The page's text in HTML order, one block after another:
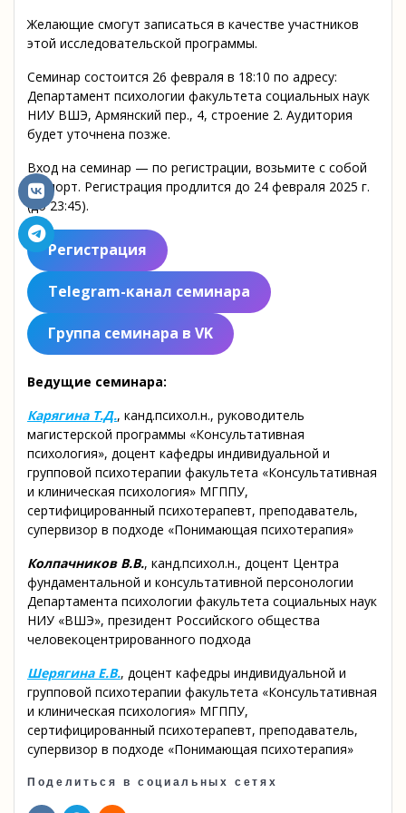
Желающие смогут записаться в качестве участников
этой исследовательской программы.
Семинар состоится 26 февраля в 18:10 по адресу:
Департамент психологии факультета социальных наук
НИУ ВШЭ, Армянский пер., 4, строение 2. Аудитория
будет уточнена позже.
Вход на семинар — по регистрации, возьмите с собой
паспорт. Регистрация продлится до 24 февраля 2025 г.
(до 23:45).
Регистрация
Telegram-канал семинара
Группа семинара в VK
Ведущие семинара:
Карягина Т.Д., канд.психол.н., руководитель
магистерской программы «Консультативная
психология», доцент кафедры индивидуальной и
групповой психотерапии факультета «Консультативная
и клиническая психология» МГППУ,
сертифицированный психотерапевт, преподаватель,
супервизор в подходе «Понимающая психотерапия»
Колпачников В.В., канд.психол.н., доцент Центра
фундаментальной и консультативной персонологии
Департамента психологии факультета социальных наук
НИУ «ВШЭ», президент Российского общества
человекоцентрированного подхода
Шерягина Е.В., доцент кафедры индивидуальной и
групповой психотерапии факультета «Консультативная
и клиническая психология» МГППУ,
сертифицированный психотерапевт, преподаватель,
супервизор в подходе «Понимающая психотерапия»
Поделиться в социальных сетях